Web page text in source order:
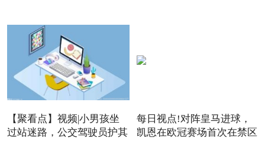
【聚看点】视频|小男孩坐
过站迷路，公交驾驶员护其
每日视点!对阵皇马进球，
凯恩在欧冠赛场首次在禁区